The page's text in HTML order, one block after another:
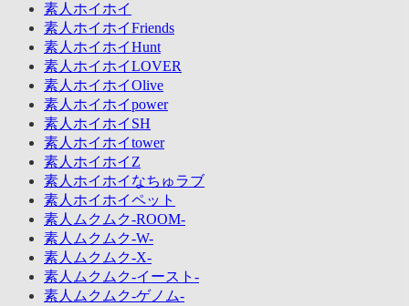
素人ホイホイ
素人ホイホイFriends
素人ホイホイHunt
素人ホイホイLOVER
素人ホイホイOlive
素人ホイホイpower
素人ホイホイSH
素人ホイホイtower
素人ホイホイZ
素人ホイホイなちゅラブ
素人ホイホイペット
素人ムクムク-ROOM-
素人ムクムク-W-
素人ムクムク-X-
素人ムクムク-イースト-
素人ムクムク-ゲノム-